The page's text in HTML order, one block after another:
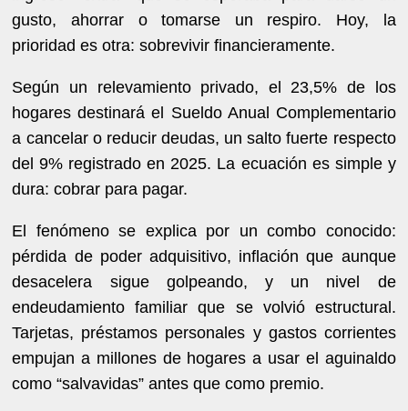
gusto, ahorrar o tomarse un respiro. Hoy, la
prioridad es otra: sobrevivir financieramente.
Según un relevamiento privado, el 23,5% de los
hogares destinará el Sueldo Anual Complementario
a cancelar o reducir deudas, un salto fuerte respecto
del 9% registrado en 2025. La ecuación es simple y
dura: cobrar para pagar.
El fenómeno se explica por un combo conocido:
pérdida de poder adquisitivo, inflación que aunque
desacelera sigue golpeando, y un nivel de
endeudamiento familiar que se volvió estructural.
Tarjetas, préstamos personales y gastos corrientes
empujan a millones de hogares a usar el aguinaldo
como “salvavidas” antes que como premio.